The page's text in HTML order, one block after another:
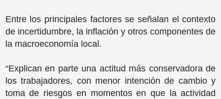
Entre los principales factores se señalan el contexto
de incertidumbre, la inflación y otros componentes de
la macroeconomía local.
“Explican en parte una actitud más conservadora de
los trabajadores, con menor intención de cambio y
toma de riesgos en momentos en que la actividad